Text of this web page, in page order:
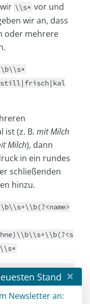
\\s* vor und
wir an, dass
oder mehrere
ist (z. B. mit Milch
Milch), dann
in ein rundes
schließenden
hinzu.
Stand ×
Newsletter an: